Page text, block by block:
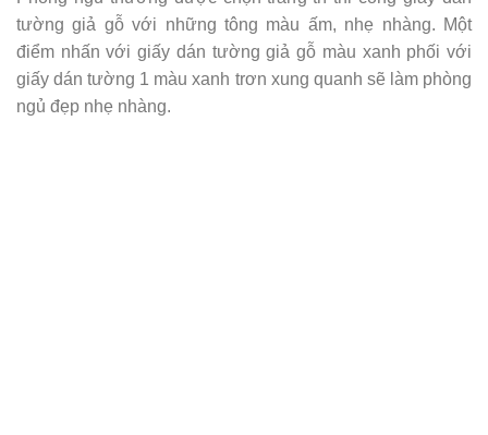
tường giả gỗ với những tông màu ấm, nhẹ nhàng. Một
điểm nhấn với giấy dán tường giả gỗ màu xanh phối với
giấy dán tường 1 màu xanh trơn xung quanh sẽ làm phòng
ngủ đẹp nhẹ nhàng.